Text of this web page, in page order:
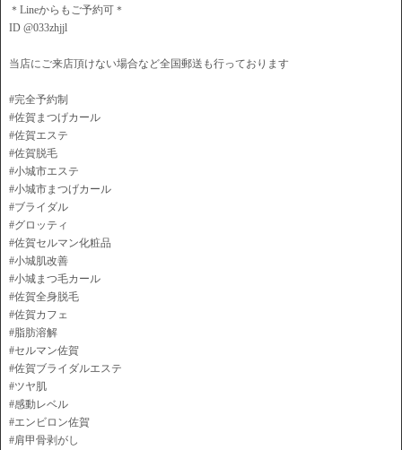
＊Lineからもご予約可＊
ID @033zhjjl
当店にご来店頂けない場合など全国郵送も行っております
#完全予約制
#佐賀まつげカール
#佐賀エステ
#佐賀脱毛
#小城市エステ
#小城市まつげカール
#ブライダル
#グロッティ
#佐賀セルマン化粧品
#小城肌改善
#小城まつ毛カール
#佐賀全身脱毛
#佐賀カフェ
#脂肪溶解
#セルマン佐賀
#佐賀ブライダルエステ
#ツヤ肌
#感動レベル
#エンビロン佐賀
#肩甲骨剥がし